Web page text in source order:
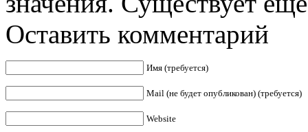
Оставить комментарий
Имя (требуется)
Mail (не будет опубликован) (требуется)
Website